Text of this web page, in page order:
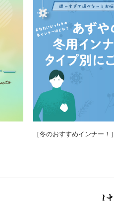
［冬のおすすめインナー！］